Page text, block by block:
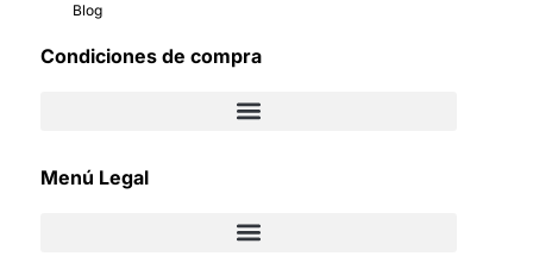
Blog
Condiciones de compra
Menú Legal